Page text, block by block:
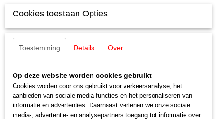
47114
Staat
DSB
Voorbeeld:
Twee vierassige schuifzeilwagens type Rilns, particulier
eigendom van de AAE, ingezet bij de Deense Staatsspoorwegen (DSB).
met vierkante buffers en parkeerrem. Bedrijfstoestand rond 2001
Highlights
Verschillende bedrijfsnummers.
Met handwiel voor parkeerrem.
Cookies toestaan Opties
Toestemming Details Over
Op deze website worden cookies gebruikt
Cookies worden door ons gebruikt voor verkeersanalyse, het
aanbieden van sociale media-functies en het personaliseren van
informatie en advertenties. Daarnaast verlenen we onze sociale
media-, advertentie- en analysepartners toegang tot informatie over